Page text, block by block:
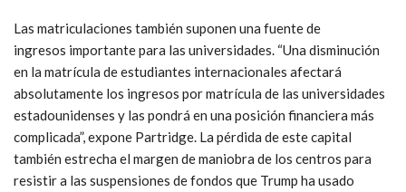
Las matriculaciones también suponen una fuente de
ingresos importante para las universidades. “Una disminución
en la matrícula de estudiantes internacionales afectará
absolutamente los ingresos por matrícula de las universidades
estadounidenses y las pondrá en una posición financiera más
complicada”, expone Partridge. La pérdida de este capital
también estrecha el margen de maniobra de los centros para
resistir a las suspensiones de fondos que Trump ha usado